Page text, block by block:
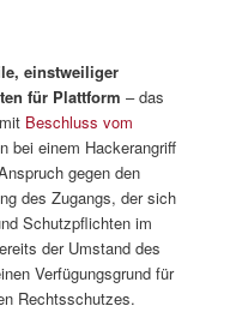
einstweiliger
für Plattform – das
Beschluss vom
bei einem Hackerangriff
gegen den
des Zugangs, der sich
Schutzpflichten im
der Umstand des
Verfügungsgrund für
Rechtsschutzes.